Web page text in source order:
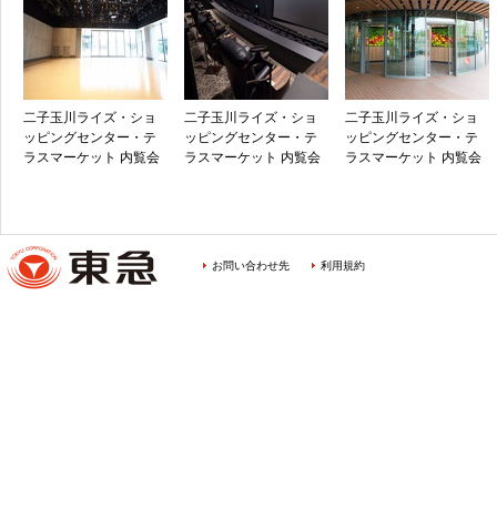
二子玉川ライズ・ショ
ッピングセンター・テ
ラスマーケット 内覧会
二子玉川ライズ・ショ
ッピングセンター・テ
ラスマーケット 内覧会
二子玉川ライズ・ショ
ッピングセンター・テ
ラスマーケット 内覧会
お問い合わせ先 利用規約